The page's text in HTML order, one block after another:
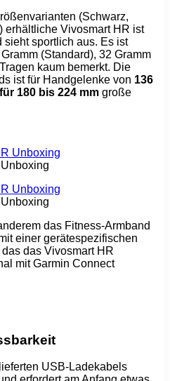
(Schwarz,
erhältliche Vivosmart HR ist
sieht sportlich aus. Es ist
(Standard), 32 Gramm
kaum bemerkt. Die
ist für Handgelenke von 136
180 bis 224 mm große
das Fitness-Armband
einer gerätespezifischen
das Vivosmart HR
mit Garmin Connect
USB-Ladekabels